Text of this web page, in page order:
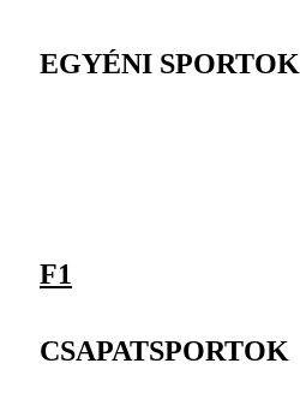
EGYÉNI SPORTOK
F1
CSAPATSPORTOK